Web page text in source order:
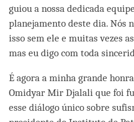
guiou a nossa dedicada
planejamento deste dia. Nós
isso sem ele e muitas vezes
mas eu digo com toda
É agora a minha grande
Omidyar Mir Djalali que foi
esse diálogo único sobre